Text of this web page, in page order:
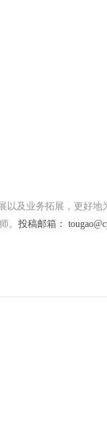
以及业务拓展，更好
。 投稿邮箱：